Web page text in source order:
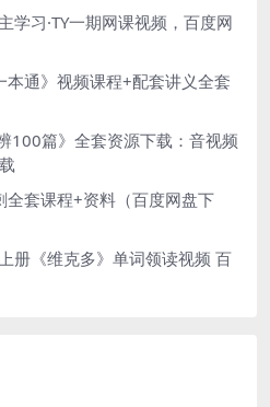
学习·TY一期网课视频，百度网
本通》视频课程+配套讲义全套
100篇》全套资源下载：音视频
套课程+资料（百度网盘下
册《维克多》单词领读视频 百